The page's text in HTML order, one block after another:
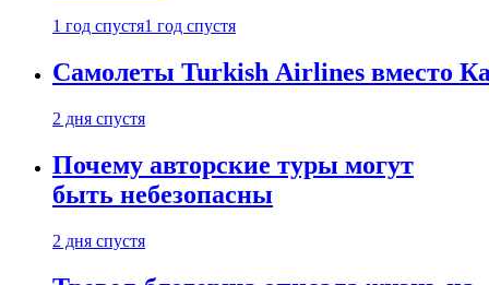
1 год спустя1 год спустя
Самолеты Turkish Airlines вместо
2 дня спустя
Почему авторские туры могут
быть небезопасны
2 дня спустя